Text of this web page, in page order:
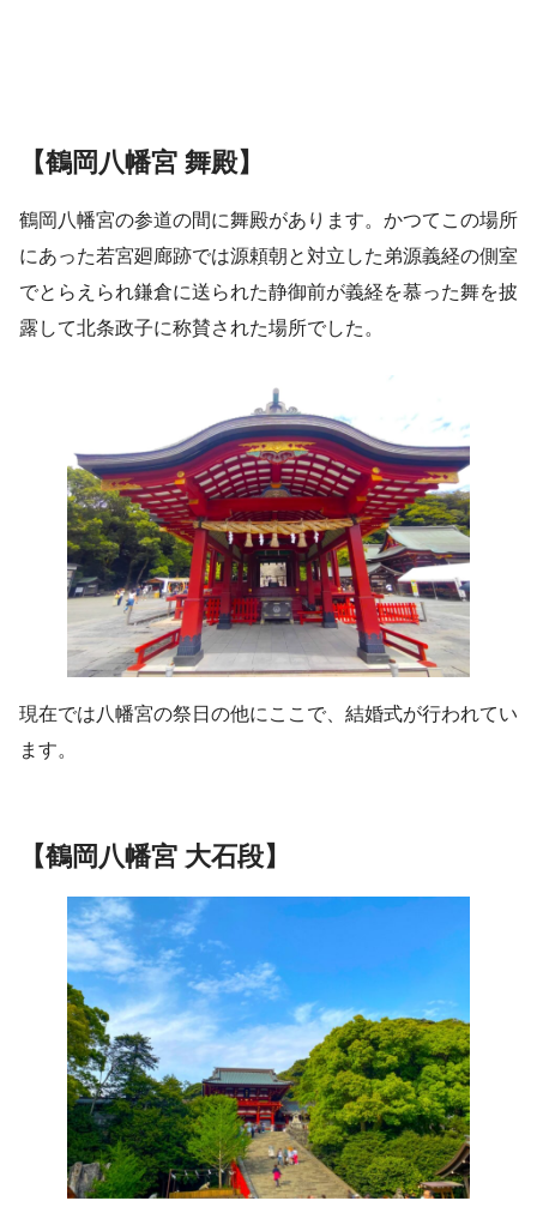
【鶴岡八幡宮 舞殿】
鶴岡八幡宮の参道の間に舞殿があります。かつてこの場所
にあった若宮廻廊跡では源頼朝と対立した弟源義経の側室
でとらえられ鎌倉に送られた静御前が義経を慕った舞を披
露して北条政子に称賛された場所でした。
現在では八幡宮の祭日の他にここで、結婚式が行われてい
ます。
【鶴岡八幡宮 大石段】